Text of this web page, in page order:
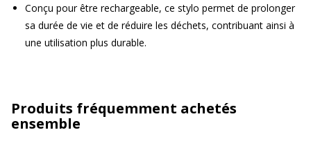
Conçu pour être rechargeable, ce stylo permet de prolonger
sa durée de vie et de réduire les déchets, contribuant ainsi à
une utilisation plus durable.
Produits fréquemment achetés
ensemble